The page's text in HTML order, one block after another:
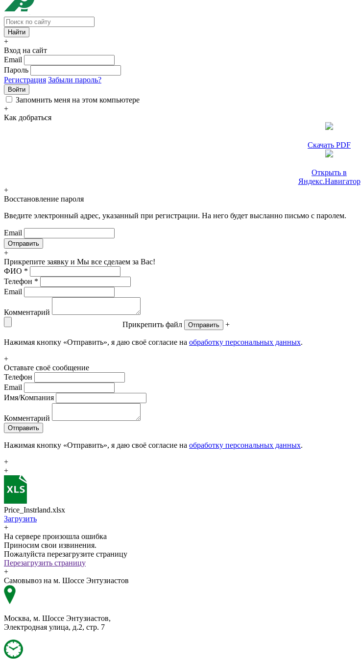
+
Вход на сайт
Email
Пароль
Регистрация Забыли пароль?
Войти
Запомнить меня на этом компьютере
+
Как добраться
Скачать PDF
Открыть в
Яндекс.Навигатор
+
Восстановление пароля
Введите электронный адрес, указанный при регистрации. На него будет высланно письмо с паролем.
Email
+
Прикрепите заявку и Мы все сделаем за Вас!
ФИО *
Телефон *
Email
Комментарий
Прикрепить файл
Отправить +
Нажимая кнопку «Отправить», я даю своё согласие на обработку персональных данных.
+
Оставьте своё сообщение
Телефон
Email
Имя/Компания
Комментарий
Отправить
Нажимая кнопку «Отправить», я даю своё согласие на обработку персональных данных.
+
+
Price_Instrland.xlsx
Загрузить
+
На сервере произошла ошибка
Приносим свои извинения.
Пожалуйста перезагрузите страницу
Перезагрузить страницу
+
Самовывоз на м. Шоссе Энтузиастов
Москва, м. Шоссе Энтузиастов,
Электродная улица, д.2, стр. 7